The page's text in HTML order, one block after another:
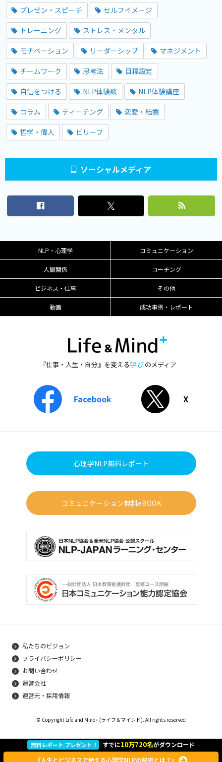
プレゼン・スピーチ セルフイメージ
トレーニング ストレス・メンタル
モチベーション リーダーシップ マネジメント
チームワーク 思考法 目標設定
自信をつける NLP体験談 NLP体験講座
コラム ティーチング 恋愛・結婚
哲学・偉人 ビリーフ
ソーシャルメディア
NLP・心理学 コミュニケーション
人間関係 コーチング
ビジネス・仕事 その他
動画 成功事例・レポート
『仕事・人生・自分』を変える学びのメディア
Facebook X
心理学NLP無料レポート
コミュニケーション無料eBOOK
私たちのビジョン
プライバシーポリシー
お問い合わせ
運営会社
運営元・採用情報
© Copyright Life and Mind+ (ライフ＆マインド). All rights reserved
無料レポート プレゼント！ すでに10万720名がダウンロード
『人生とビジネスで使える心理学NLPの秘密とは？』